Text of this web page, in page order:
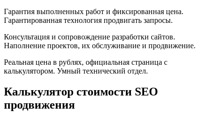
Гарантия выполненных работ и фиксированная цена.
Гарантированная технология продвигать запросы.
Консультация и сопровождение разработки сайтов.
Наполнение проектов, их обслуживание и продвижение.
Реальная цена в рублях, официальная страница с
калькулятором. Умный технический отдел.
Калькулятор стоимости SEO
продвижения